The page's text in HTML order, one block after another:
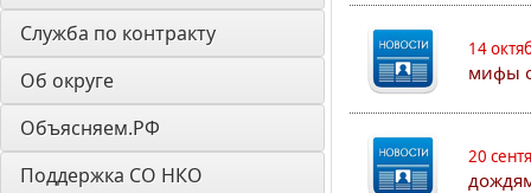
Служба по контракту
Об округе
Объясняем.РФ
Поддержка СО НКО
14
мифы
20